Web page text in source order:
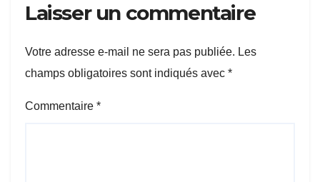
Laisser un commentaire
Votre adresse e-mail ne sera pas publiée. Les
champs obligatoires sont indiqués avec *
Commentaire *